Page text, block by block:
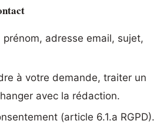
prénom, adresse email, sujet,
à votre demande, traiter un
avec la rédaction.
(article 6.1.a RGPD).